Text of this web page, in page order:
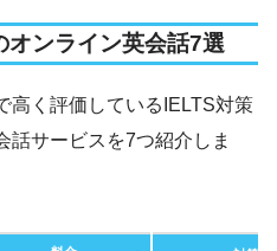
ンライン英会話7選
高く評価しているIELTS対策
話サービスを7つ紹介しま